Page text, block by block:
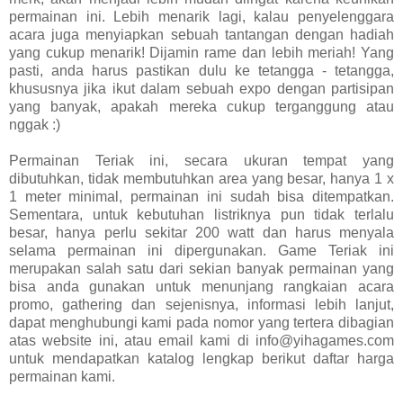
permainan ini. Lebih menarik lagi, kalau penyelenggara
acara juga menyiapkan sebuah tantangan dengan hadiah
yang cukup menarik! Dijamin rame dan lebih meriah! Yang
pasti, anda harus pastikan dulu ke tetangga - tetangga,
khususnya jika ikut dalam sebuah expo dengan partisipan
yang banyak, apakah mereka cukup terganggung atau
nggak :)
Permainan Teriak ini, secara ukuran tempat yang
dibutuhkan, tidak membutuhkan area yang besar, hanya 1 x
1 meter minimal, permainan ini sudah bisa ditempatkan.
Sementara, untuk kebutuhan listriknya pun tidak terlalu
besar, hanya perlu sekitar 200 watt dan harus menyala
selama permainan ini dipergunakan. Game Teriak ini
merupakan salah satu dari sekian banyak permainan yang
bisa anda gunakan untuk menunjang rangkaian acara
promo, gathering dan sejenisnya, informasi lebih lanjut,
dapat menghubungi kami pada nomor yang tertera dibagian
atas website ini, atau email kami di info@yihagames.com
untuk mendapatkan katalog lengkap berikut daftar harga
permainan kami.